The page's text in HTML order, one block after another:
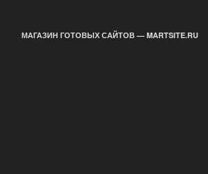
МАГАЗИН ГОТОВЫХ САЙТОВ — MARTSITE.RU